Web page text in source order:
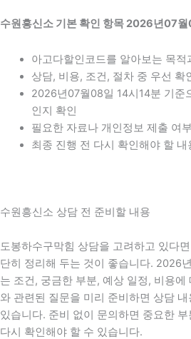
수원흥신소 기본 확인 항목 2026년07
아고다할인코드를 알아보는 목적
상담, 비용, 조건, 절차 중 우선 확
2026년07월08일 14시14분 기준
인지 확인
필요한 자료나 개인정보 제출 여
최종 진행 전 다시 확인해야 할 내
수원흥신소 상담 전 준비할 내용
도봉하수구막힘 상담을 고려하고 있다
단히 정리해 두는 것이 좋습니다. 2026
는 조건, 궁금한 부분, 예상 일정, 비용에
와 관련된 질문을 미리 준비하면 상담
있습니다. 준비 없이 문의하면 중요한
다시 확인해야 할 수 있습니다.